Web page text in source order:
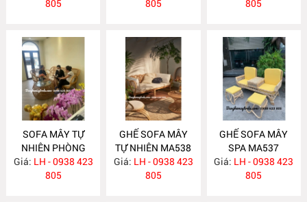
805
805
805
SOFA MÂY TỰ
NHIÊN PHÒNG
KHÁCH MA547
Giá: LH - 0938 423
805
GHẾ SOFA MÂY
TỰ NHIÊN MA538
Giá: LH - 0938 423
805
GHẾ SOFA MÂY
SPA MA537
Giá: LH - 0938 423
805